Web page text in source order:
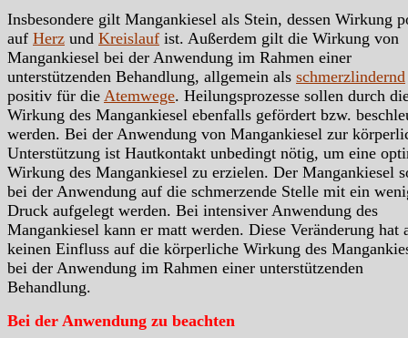
Insbesondere gilt Mangankiesel als Stein, dessen Wirkung
auf Herz und Kreislauf ist. Außerdem gilt die Wirkung von
Mangankiesel bei der Anwendung im Rahmen einer
unterstützenden Behandlung, allgemein als schmerzlindernd
positiv für die Atemwege. Heilungsprozesse sollen durch
Wirkung des Mangankiesel ebenfalls gefördert bzw.
werden. Bei der Anwendung von Mangankiesel zur
Unterstützung ist Hautkontakt unbedingt nötig, um eine
Wirkung des Mangankiesel zu erzielen. Der Mangankiesel
bei der Anwendung auf die schmerzende Stelle mit ein
Druck aufgelegt werden. Bei intensiver Anwendung des
Mangankiesel kann er matt werden. Diese Veränderung hat
keinen Einfluss auf die körperliche Wirkung des
bei der Anwendung im Rahmen einer unterstützenden
Behandlung.
Bei der Anwendung zu beachten